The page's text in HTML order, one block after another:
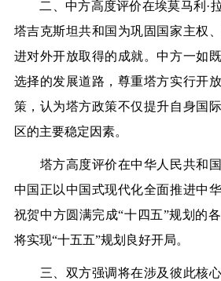
二、中方高度评价在埃莫马利·拉
塔吉克斯坦共和国为巩固国家主权
进对外开放取得的成就。中方一如
选择的发展道路，尊重塔方实行开
策，认为塔方政策不仅提升自身国
区的主要稳定因素。
塔方高度评价在中华人民共和国
中国正以中国式现代化全面推进中
祝贺中方圆满完成“十四五”规划的
将实现“十五五”规划良好开局。
三、双方强调将在涉及彼此核心